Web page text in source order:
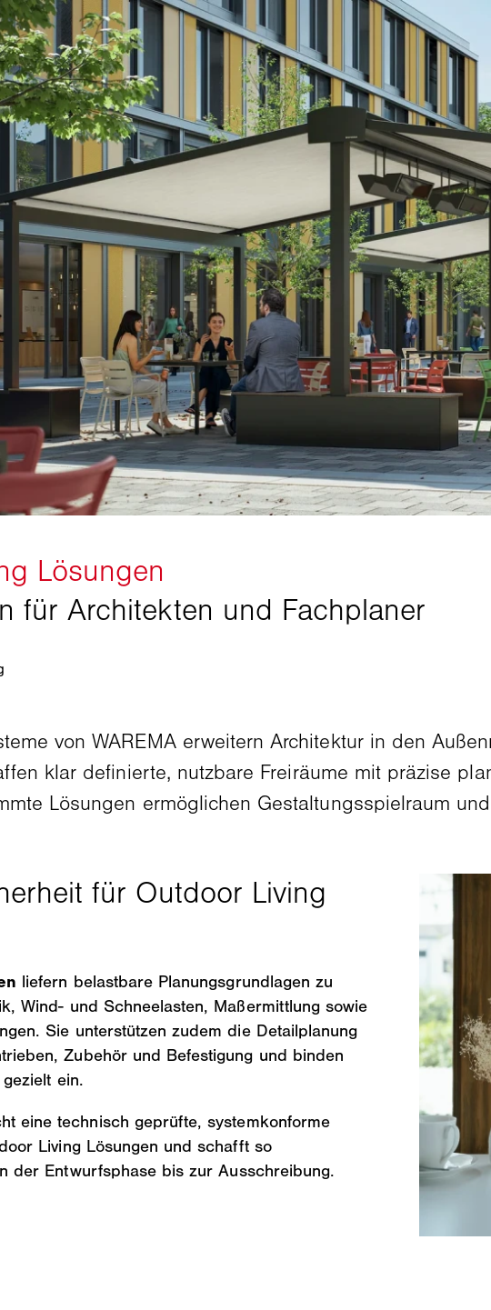
von WAREMA erweitern Architektur in den
klar definierte, nutzbare Freiräume mit präzise
Lösungen ermöglichen Gestaltungsspielraum
liefern belastbare Planungsgrundlagen zu
Wind- und Schneelasten, Maßermittlung sowie
Sie unterstützen zudem die Detailplanung
Zubehör und Befestigung und binden
ein.
eine technisch geprüfte, systemkonforme
Living Lösungen und schafft so
der Entwurfsphase bis zur Ausschreibung.